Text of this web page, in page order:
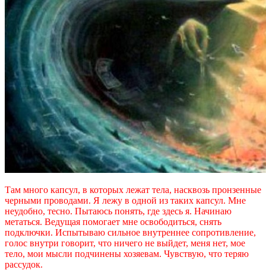
Там много капсул, в которых лежат тела, насквозь пронзенные
черными проводами. Я лежу в одной из таких капсул. Мне
неудобно, тесно. Пытаюсь понять, где здесь я. Начинаю
метаться. Ведущая помогает мне освободиться, снять
подключки. Испытываю сильное внутреннее сопротивление,
голос внутри говорит, что ничего не выйдет, меня нет, мое
тело, мои мысли подчинены хозяевам. Чувствую, что теряю
рассудок.